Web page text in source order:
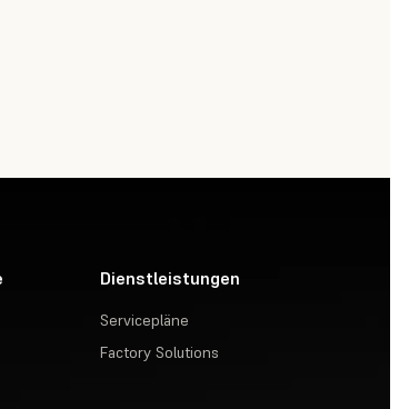
Dienstleistungen
Servicepläne
Factory Solutions